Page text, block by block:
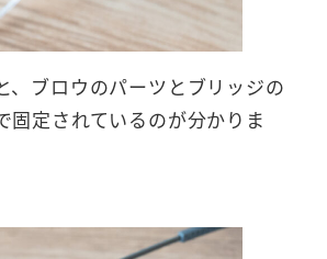
、ブロウのパーツとブリッジの
固定されているのが分かりま